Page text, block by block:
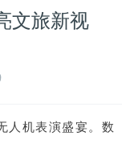
t
文旅新视
人机表演盛宴。数